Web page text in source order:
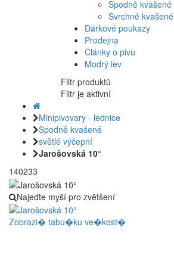
Spodně kvašené
Svrchně kvašené
Dárkové poukazy
Prodejna
Články o pivu
Modrý lev
Filtr produktů
Filtr je aktivní
Minipivovary - lednice
Spodně kvašené
světlé výčepní
Jarošovská 10°
140233
Najeďte myší pro zvětšení
Zobrazi� tabu�ku ve�kost�